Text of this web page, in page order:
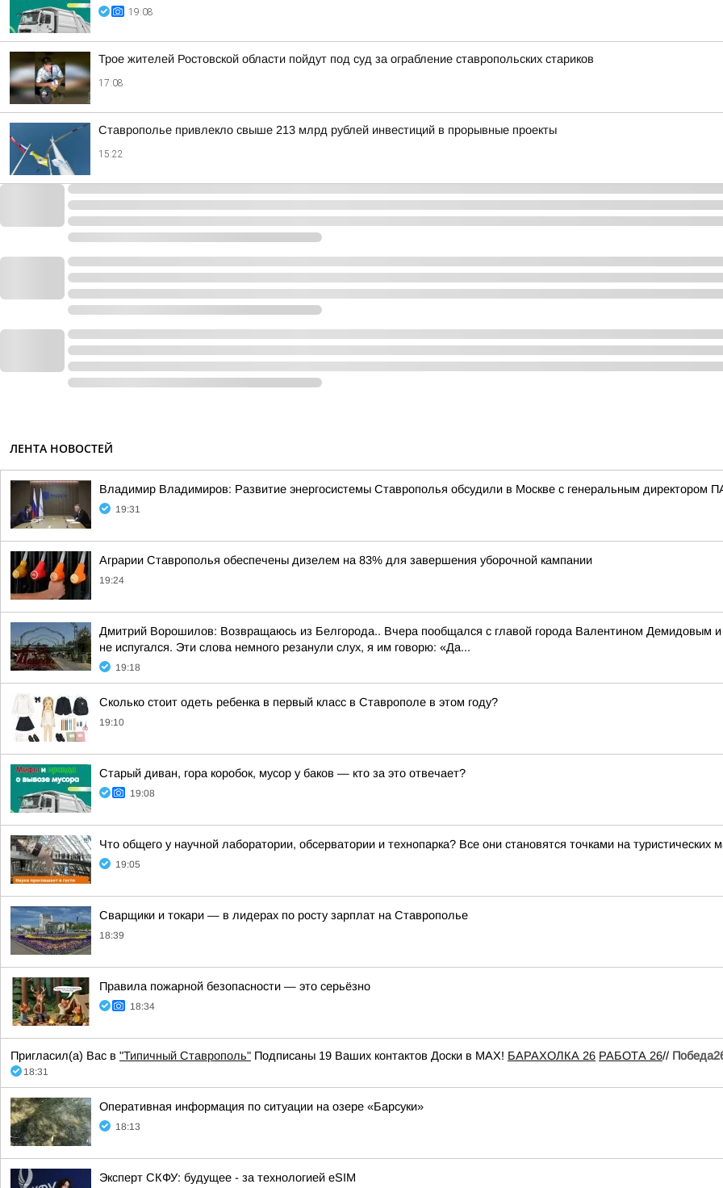
19:08
Трое жителей Ростовской области пойдут под суд за ограбление ставропольских стариков
17:08
Ставрополье привлекло свыше 213 млрд рублей инвестиций в прорывные проекты
15:22
ЛЕНТА НОВОСТЕЙ
Владимир Владимиров: Развитие энергосистемы Ставрополья обсудили в Москве с генеральным
19:31
Аграрии Ставрополья обеспечены дизелем на 83% для завершения уборочной кампании
19:24
Дмитрий Ворошилов: Возвращаюсь из Белгорода.. Вчера пообщался с главой города Валентином Демидовым и
не испугался. Эти слова немного резанули слух, я им говорю: «Да...
19:18
Сколько стоит одеть ребенка в первый класс в Ставрополе в этом году?
19:10
Старый диван, гора коробок, мусор у баков — кто за это отвечает?
19:08
Что общего у научной лаборатории, обсерватории и технопарка? Все они становятся точками на туристических
19:05
Сварщики и токари — в лидерах по росту зарплат на Ставрополье
18:39
Правила пожарной безопасности — это серьёзно
18:34
Пригласил(а) Вас в "Типичный Ставрополь" Подписаны 19 Ваших контактов Доски в МАХ! БАРАХОЛКА 26 РАБОТА 26//
18:31
Оперативная информация по ситуации на озере «Барсуки»
18:13
Эксперт СКФУ: будущее - за технологией eSIM